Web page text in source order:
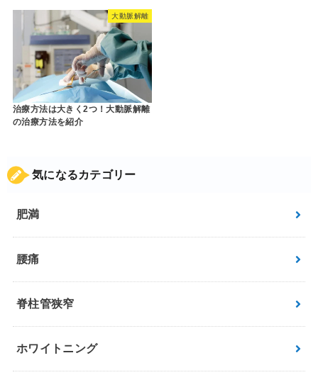
大動脈解離
治療方法は大きく2つ！大動脈解離
の治療方法を紹介
気になるカテゴリー
肥満
腰痛
脊柱管狭窄
ホワイトニング